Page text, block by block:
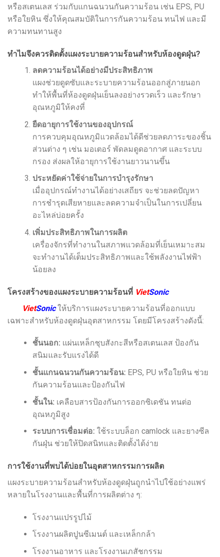
หรือสเตนเลส ร่วมกับแกนฉนวนกันความร้อน เช่น EPS, PU
หรือใยหิน ซึ่งให้คุณสมบัติในการกันความร้อน ทนไฟ และมี
ความทนทานสูง
ทำไมจึงควรติดตั้งแผงระบายความร้อนสำหรับห้องดูดฝุ่น?
ลดความร้อนได้อย่างมีประสิทธิภาพ
แผงช่วยดูดซับและระบายความร้อนออกสู่ภายนอก
ทำให้พื้นที่ห้องดูดฝุ่นเย็นลงอย่างรวดเร็ว และรักษา
อุณหภูมิให้คงที่
ยืดอายุการใช้งานของอุปกรณ์
การควบคุมอุณหภูมิแวดล้อมได้ดีช่วยลดภาระของชิ้น
ส่วนต่าง ๆ เช่น มอเตอร์ พัดลมดูดอากาศ และระบบ
กรอง ส่งผลให้อายุการใช้งานยาวนานขึ้น
ประหยัดค่าใช้จ่ายในการบำรุงรักษา
เมื่ออุปกรณ์ทำงานได้อย่างเสถียร จะช่วยลดปัญหา
การชำรุดเสียหายและลดความจำเป็นในการเปลี่ยน
อะไหล่บ่อยครั้ง
เพิ่มประสิทธิภาพในการผลิต
เครื่องจักรที่ทำงานในสภาพแวดล้อมที่เย็นเหมาะสม
จะทำงานได้เต็มประสิทธิภาพและใช้พลังงานไฟฟ้า
น้อยลง
โครงสร้างของแผงระบายความร้อนที่ VietSonic
VietSonicให้บริการแผงระบายความร้อนที่ออกแบบ
เฉพาะสำหรับห้องดูดฝุ่นอุตสาหกรรม โดยมีโครงสร้างดังนี้:
ชั้นนอก: แผ่นเหล็กชุบสังกะสีหรือสเตนเลส ป้องกัน
สนิมและรับแรงได้ดี
ชั้นแกนฉนวนกันความร้อน: EPS, PU หรือใยหิน ช่วย
กันความร้อนและป้องกันไฟ
ชั้นใน: เคลือบสารป้องกันการออกซิเดชัน ทนต่อ
อุณหภูมิสูง
ระบบการเชื่อมต่อ: ใช้ระบบล็อก camlock และยางซีล
กันฝุ่น ช่วยให้ปิดสนิทและติดตั้งได้ง่าย
การใช้งานที่พบได้บ่อยในอุตสาหกรรมการผลิต
แผงระบายความร้อนสำหรับห้องดูดฝุ่นถูกนำไปใช้อย่างแพร่
หลายในโรงงานและพื้นที่การผลิตต่าง ๆ:
โรงงานแปรรูปไม้
โรงงานผลิตปูนซีเมนต์ และเหล็กกล้า
โรงงานอาหาร และโรงงานเภสัชกรรม